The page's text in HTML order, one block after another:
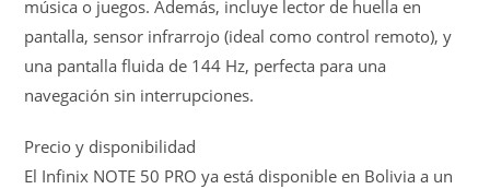
música o juegos. Además, incluye lector de huella en
pantalla, sensor infrarrojo (ideal como control remoto), y
una pantalla fluida de 144 Hz, perfecta para una
navegación sin interrupciones.
Precio y disponibilidad
El Infinix NOTE 50 PRO ya está disponible en Bolivia a un